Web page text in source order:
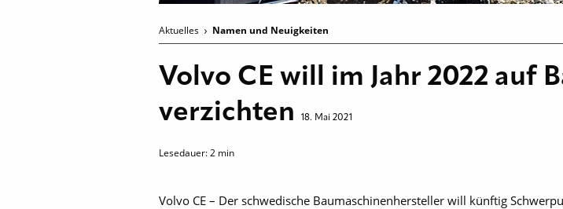
Aktuelles Namen und Neuigkeiten
Volvo CE will im Jahr 2022 auf
verzichten
18. Mai 2021
Lesedauer:2 min
Volvo CE – Der schwedische Baumaschinenhersteller will künftig